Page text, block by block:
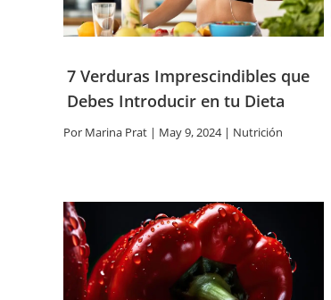
7 Verduras Imprescindibles que
Debes Introducir en tu Dieta
Por Marina Prat | May 9, 2024| Nutrición